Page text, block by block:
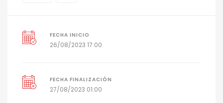
FECHA INICIO
26/08/2023 17:00
FECHA FINALIZACIÓN
27/08/2023 01:00